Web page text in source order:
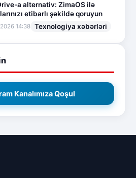
a alternativ: ZimaOS ilə
etibarlı şəkildə qoruyun
14:38 Texnologiya xəbərləri
Kanalımıza Qoşul